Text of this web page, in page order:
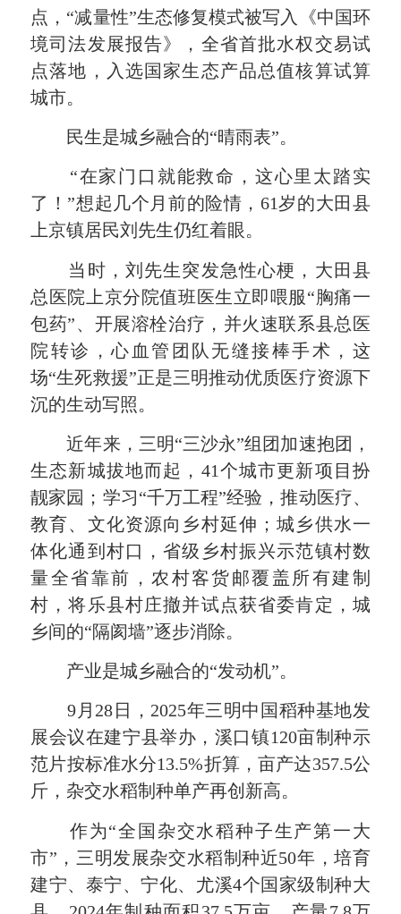
点，“减量性”生态修复模式被写入《中国环
境司法发展报告》，全省首批水权交易试
点落地，入选国家生态产品总值核算试算
城市。
民生是城乡融合的“晴雨表”。
“在家门口就能救命，这心里太踏实
了！”想起几个月前的险情，61岁的大田县
上京镇居民刘先生仍红着眼。
当时，刘先生突发急性心梗，大田县
总医院上京分院值班医生立即喂服“胸痛一
包药”、开展溶栓治疗，并火速联系县总医
院转诊，心血管团队无缝接棒手术，这
场“生死救援”正是三明推动优质医疗资源下
沉的生动写照。
近年来，三明“三沙永”组团加速抱团，
生态新城拔地而起，41个城市更新项目扮
靓家园；学习“千万工程”经验，推动医疗、
教育、文化资源向乡村延伸；城乡供水一
体化通到村口，省级乡村振兴示范镇村数
量全省靠前，农村客货邮覆盖所有建制
村，将乐县村庄撤并试点获省委肯定，城
乡间的“隔阂墙”逐步消除。
产业是城乡融合的“发动机”。
9月28日，2025年三明中国稻种基地发
展会议在建宁县举办，溪口镇120亩制种示
范片按标准水分13.5%折算，亩产达357.5公
斤，杂交水稻制种单产再创新高。
作为“全国杂交水稻种子生产第一大
市”，三明发展杂交水稻制种近50年，培育
建宁、泰宁、宁化、尤溪4个国家级制种大